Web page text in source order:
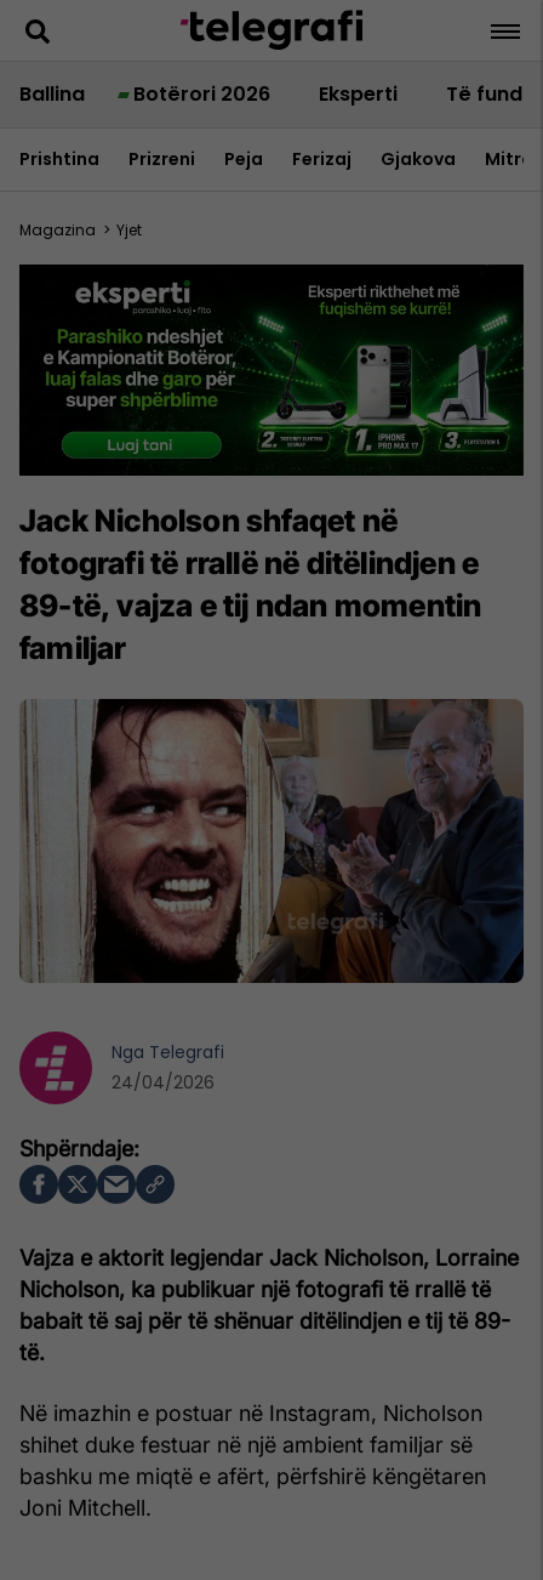
Ballina Botërori 2026 Eksperti Të fundit
Prishtina Prizreni Peja Ferizaj Gjakova
Magazina > Yjet
Jack Nicholson shfaqet në
fotografi të rrallë në ditëlindjen e
89-të, vajza e tij ndan momentin
familjar
Vajza e aktorit legjendar Jack Nicholson, Lorraine
Nicholson, ka publikuar një fotografi të rrallë të
babait të saj për të shënuar ditëlindjen e tij të 89-
të.
Në imazhin e postuar në Instagram, Nicholson
shihet duke festuar në një ambient familjar së
bashku me miqtë e afërt, përfshirë këngëtaren
Joni Mitchell.
Nga Telegrafi
24/04/2026